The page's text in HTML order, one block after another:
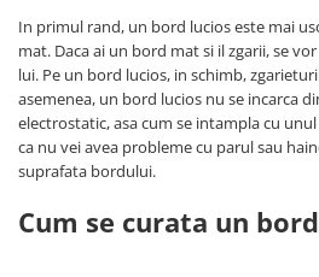
In primul rand, un bord lucios este mai
mat. Daca ai un bord mat si il zgarii, se
lui. Pe un bord lucios, in schimb,
asemenea, un bord lucios nu se incarca
electrostatic, asa cum se intampla cu
ca nu vei avea probleme cu parul sau
suprafata bordului.
Cum se curata un